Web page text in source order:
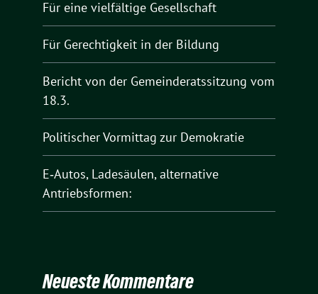
Für eine vielfältige Gesellschaft
Für Gerechtigkeit in der Bildung
Bericht von der Gemeinderatssitzung vom
18.3.
Politischer Vormittag zur Demokratie
E‑Autos, Ladesäulen, alternative
Antriebsformen:
Neueste Kommentare